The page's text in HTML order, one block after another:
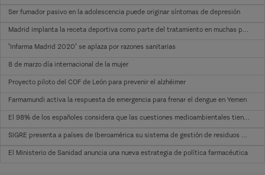
Ser fumador pasivo en la adolescencia puede originar síntomas de depresión
Madrid implanta la receta deportiva como parte del tratamiento en muchas patologías
‘Infarma Madrid 2020’ se aplaza por razones sanitarias
8 de marzo día internacional de la mujer
Proyecto piloto del COF de León para prevenir el alzhéimer
Farmamundi activa la respuesta de emergencia para frenar el dengue en Yemen
El 98% de los españoles considera que las cuestiones medioambientales tienen un efecto en su salud
SIGRE presenta a países de Iberoamérica su sistema de gestión de residuos de medicamentos
El Ministerio de Sanidad anuncia una nueva estrategia de política farmacéutica